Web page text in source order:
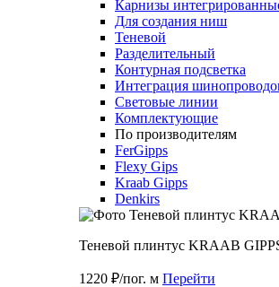
Карнизы
Для создания ниш
Теневой
Разделительный
Контурная подсветка
Интеграция
Световые линии
Комплектующие
По производителям
FerGipps
Flexy Gips
Kraab Gipps
Denkirs
Теневой плинтус KRAAB
1220 ₽/пог. м Перейти